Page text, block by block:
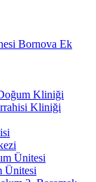
Bornova Ek
Kliniği
Kliniği
Ünitesi
Ünitesi